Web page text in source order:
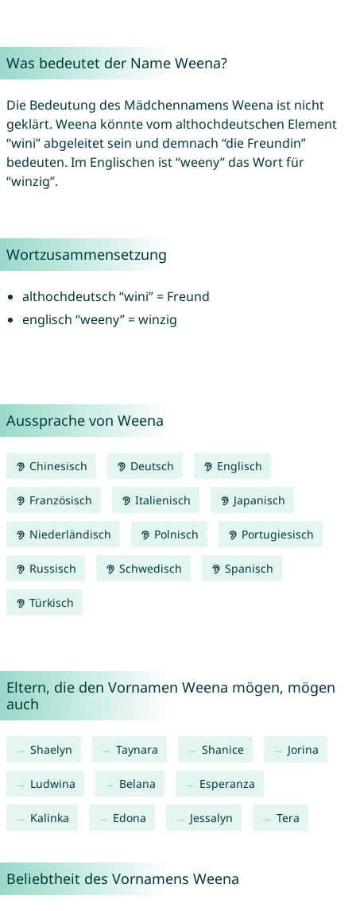
Was bedeutet der Name Weena?
Die Bedeutung des Mädchennamens Weena ist nicht
geklärt. Weena könnte vom althochdeutschen Element
“wini” abgeleitet sein und demnach “die Freundin”
bedeuten. Im Englischen ist “weeny” das Wort für
“winzig”.
Wortzusammensetzung
althochdeutsch “wini” = Freund
englisch “weeny” = winzig
Aussprache von Weena
Chinesisch Deutsch Englisch
Französisch Italienisch Japanisch
Niederländisch Polnisch Portugiesisch
Russisch Schwedisch Spanisch
Türkisch
Eltern, die den Vornamen Weena mögen, mögen
auch
Shaelyn Taynara Shanice Jorina
Ludwina Belana Esperanza
Kalinka Edona Jessalyn Tera
Beliebtheit des Vornamens Weena